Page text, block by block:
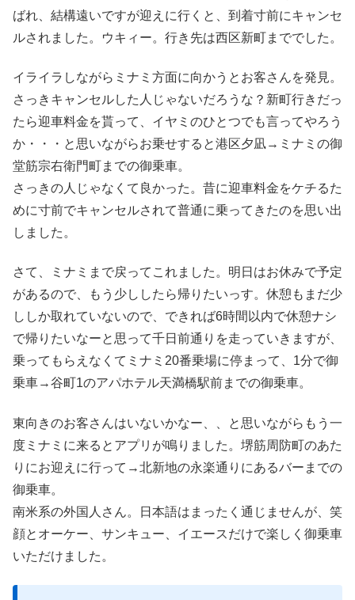
ばれ、結構遠いですが迎えに行くと、到着寸前にキャンセ
ルされました。ウキィー。行き先は西区新町まででした。
イライラしながらミナミ方面に向かうとお客さんを発見。
さっきキャンセルした人じゃないだろうな？新町行きだっ
たら迎車料金を貰って、イヤミのひとつでも言ってやろう
か・・・と思いながらお乗せすると港区夕凪→ミナミの御
堂筋宗右衛門町までの御乗車。
さっきの人じゃなくて良かった。昔に迎車料金をケチるた
めに寸前でキャンセルされて普通に乗ってきたのを思い出
しました。
さて、ミナミまで戻ってこれました。明日はお休みで予定
があるので、もう少ししたら帰りたいっす。休憩もまだ少
ししか取れていないので、できれば6時間以内で休憩ナシ
で帰りたいなーと思って千日前通りを走っていきますが、
乗ってもらえなくてミナミ20番乗場に停まって、1分で御
乗車→谷町1のアパホテル天満橋駅前までの御乗車。
東向きのお客さんはいないかなー、、と思いながらもう一
度ミナミに来るとアプリが鳴りました。堺筋周防町のあた
りにお迎えに行って→北新地の永楽通りにあるバーまでの
御乗車。
南米系の外国人さん。日本語はまったく通じませんが、笑
顔とオーケー、サンキュー、イエースだけで楽しく御乗車
いただけました。